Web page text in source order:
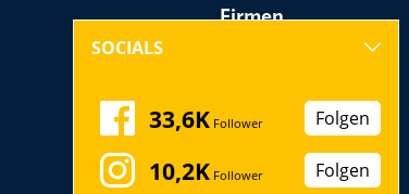
Firmen
Messen, Seminare,
Kongresse
Startup
SOCIALS
33,6K Follower Folgen
10,2K Follower Folgen